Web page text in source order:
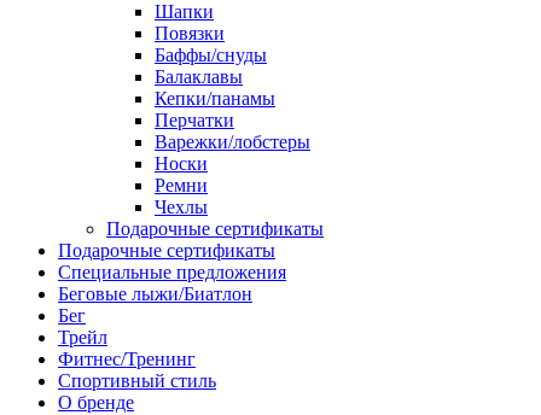
Шапки
Повязки
Баффы/снуды
Балаклавы
Кепки/панамы
Перчатки
Варежки/лобстеры
Носки
Ремни
Чехлы
Подарочные сертификаты
Подарочные сертификаты
Специальные предложения
Беговые лыжи/Биатлон
Бег
Трейл
Фитнес/Тренинг
Спортивный стиль
О бренде